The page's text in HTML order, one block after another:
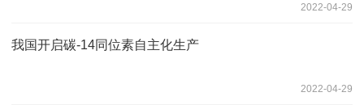
2022-04-29
我国开启碳-14同位素自主化生产
2022-04-29